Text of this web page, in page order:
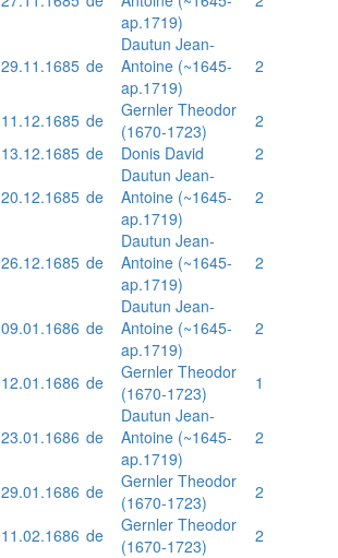
ap.1719)
29.11.1685 de
Dautun Jean-
Antoine (~1645-
ap.1719)
2
11.12.1685 de
Gernler Theodor
(1670-1723)
2
13.12.1685 de Donis David
2
20.12.1685 de
Dautun Jean-
Antoine (~1645-
ap.1719)
2
26.12.1685 de
Dautun Jean-
Antoine (~1645-
ap.1719)
2
09.01.1686 de
Dautun Jean-
Antoine (~1645-
ap.1719)
2
12.01.1686 de
Gernler Theodor
(1670-1723)
1
23.01.1686 de
Dautun Jean-
Antoine (~1645-
ap.1719)
2
29.01.1686 de
Gernler Theodor
(1670-1723)
2
11.02.1686 de
Gernler Theodor
(1670-1723)
2